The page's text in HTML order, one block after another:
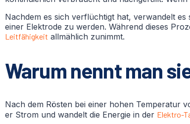
Nachdem es sich verflüchtigt hat, verwandelt
einer Elektrode zu werden. Während dieses
Leitfähigkeit allmählich zunimmt.
Warum nennt man
Nach dem Rösten bei einer hohen Temperatur
er Strom und wandelt die Energie in der Elektro-